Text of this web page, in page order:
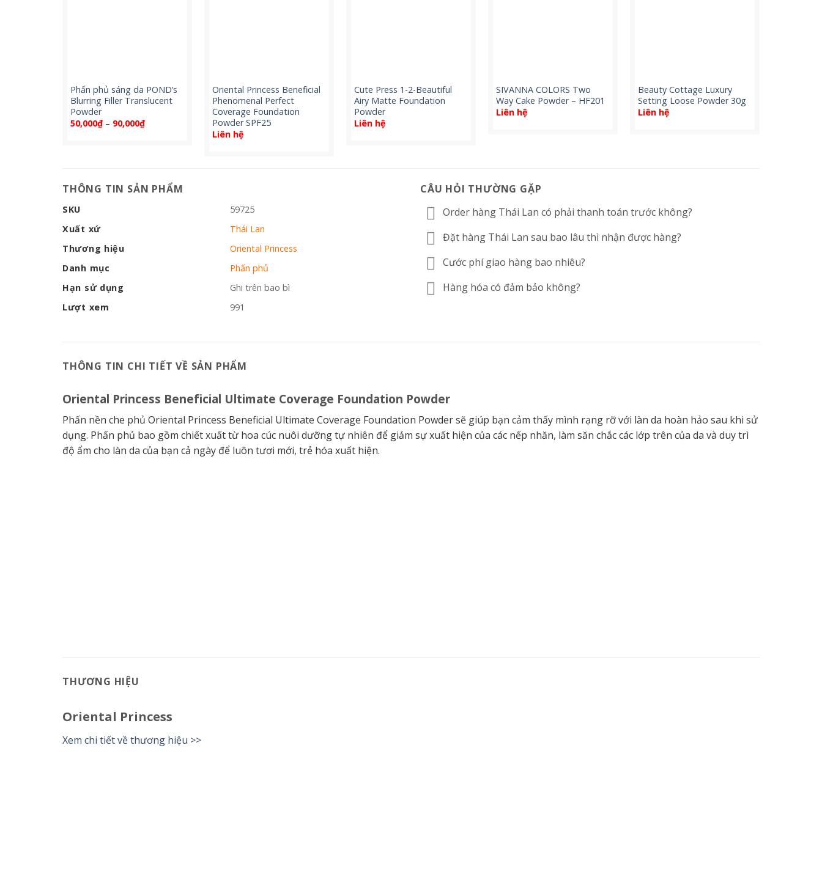
Phấn phủ sáng da POND’s
Blurring Filler Translucent
Powder
50,000₫ – 90,000₫Khoảng
giá:
Oriental Princess Beneficial
Phenomenal Perfect
Coverage Foundation
Powder SPF25
Liên hệ
Cute Press 1-2-Beautiful
Airy Matte Foundation
Powder
Liên hệ
SIVANNA COLORS Two
Way Cake Powder – HF201
Liên hệ
Beauty Cottage Luxury
Setting Loose Powder 30g
Liên hệ
THÔNG TIN SẢN PHẨM
SKU
59725
Xuất xứ
Thái Lan
Thương hiệu
Oriental Princess
Danh mục
Phấn phủ
Hạn sử dụng
Ghi trên bao bì
Lượt xem
991
CÂU HỎI THƯỜNG GẶP
Order hàng Thái Lan có phải thanh toán trước không?
Đặt hàng Thái Lan sau bao lâu thì nhận được hàng?
Cước phí giao hàng bao nhiêu?
Hàng hóa có đảm bảo không?
THÔNG TIN CHI TIẾT VỀ SẢN PHẨM
Oriental Princess Beneficial Ultimate Coverage Foundation Powder
Phấn nền che phủ Oriental Princess Beneficial Ultimate Coverage Foundation Powder sẽ giúp bạn cảm thấy mình rạng rỡ với làn da hoàn hảo sau khi sử
dụng. Phấn phủ bao gồm chiết xuất từ ​​hoa cúc nuôi dưỡng tự nhiên để giảm sự xuất hiện của các nếp nhăn, làm săn chắc các lớp trên của da và duy trì
độ ẩm cho làn da của bạn cả ngày để luôn tươi mới, trẻ hóa xuất hiện.
THƯƠNG HIỆU
Oriental Princess
Xem chi tiết về thương hiệu >>